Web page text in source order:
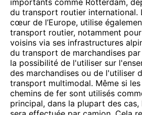
importants comme Rotterdam,
du transport routier international.
cœur de l’Europe, utilise
transport routier, notamment
voisins via ses infrastructures
du transport de marchandises
la possibilité de l'utiliser sur
des marchandises ou de l'utiliser
transport multimodal. Même si
chemins de fer sont utilisés
principal, dans la plupart des